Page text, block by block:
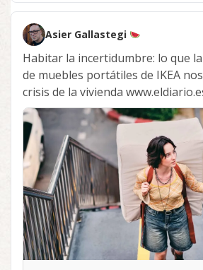
Asier Gallastegi
Habitar la incertidumbre: lo que
de muebles portátiles de IKEA
crisis de la vivienda